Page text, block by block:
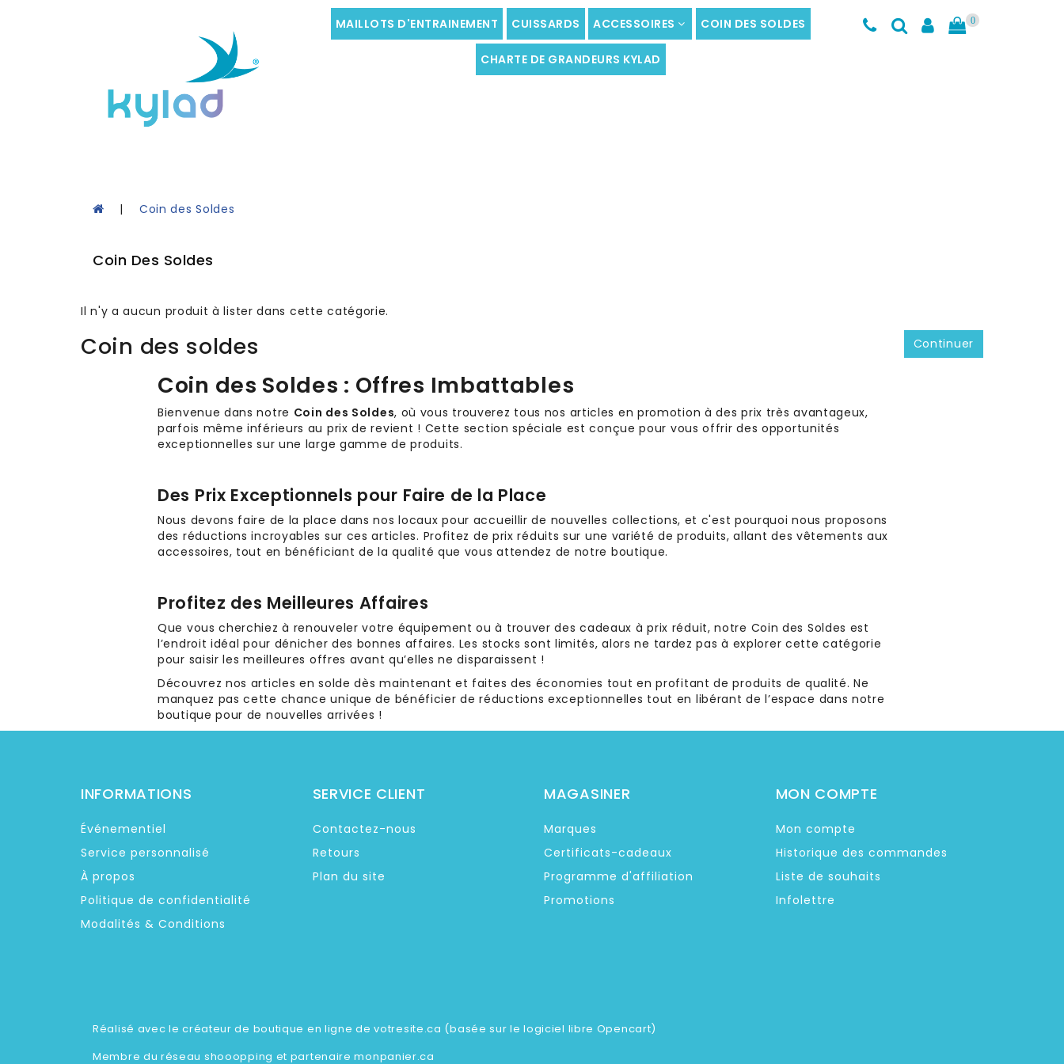
MAILLOTS D'ENTRAINEMENT CUISSARDS ACCESSOIRES COIN DES SOLDES
CHARTE DE GRANDEURS KYLAD
0
Coin des Soldes
Coin Des Soldes
Il n'y a aucun produit à lister dans cette catégorie.
Continuer
Coin des soldes
Coin des Soldes : Offres Imbattables
Bienvenue dans notre Coin des Soldes, où vous trouverez tous nos articles en promotion à des prix très avantageux,
parfois même inférieurs au prix de revient ! Cette section spéciale est conçue pour vous offrir des opportunités
exceptionnelles sur une large gamme de produits.
Des Prix Exceptionnels pour Faire de la Place
Nous devons faire de la place dans nos locaux pour accueillir de nouvelles collections, et c'est pourquoi nous proposons
des réductions incroyables sur ces articles. Profitez de prix réduits sur une variété de produits, allant des vêtements aux
accessoires, tout en bénéficiant de la qualité que vous attendez de notre boutique.
Profitez des Meilleures Affaires
Que vous cherchiez à renouveler votre équipement ou à trouver des cadeaux à prix réduit, notre Coin des Soldes est
l’endroit idéal pour dénicher des bonnes affaires. Les stocks sont limités, alors ne tardez pas à explorer cette catégorie
pour saisir les meilleures offres avant qu’elles ne disparaissent !
Découvrez nos articles en solde dès maintenant et faites des économies tout en profitant de produits de qualité. Ne
manquez pas cette chance unique de bénéficier de réductions exceptionnelles tout en libérant de l’espace dans notre
boutique pour de nouvelles arrivées !
INFORMATIONS
Événementiel
Service personnalisé
À propos
Politique de confidentialité
Modalités & Conditions
SERVICE CLIENT
Contactez-nous
Retours
Plan du site
MAGASINER
Marques
Certificats-cadeaux
Programme d'affiliation
Promotions
MON COMPTE
Mon compte
Historique des commandes
Liste de souhaits
Infolettre
Réalisé avec le créateur de boutique en ligne devotresite.ca (basée sur le logiciel libre Opencart)
Membre du réseau shooopping et partenairemonpanier.ca